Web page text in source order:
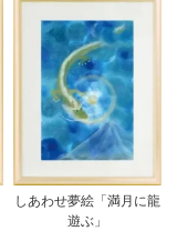
しあわせ夢絵「満月に龍
遊ぶ」